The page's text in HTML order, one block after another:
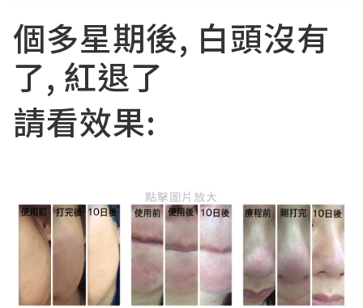
個多星期後, 白頭沒有
了, 紅退了
請看效果:
點擊圖片放大